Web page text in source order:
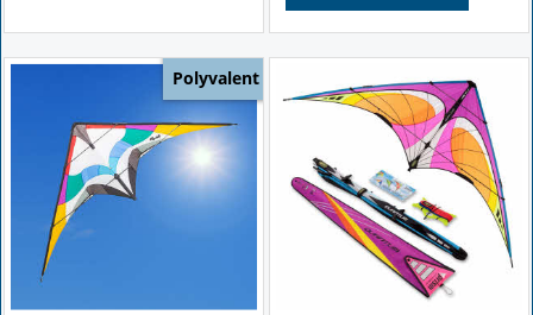
Polyvalent